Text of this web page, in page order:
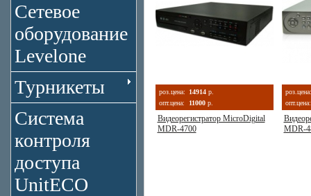
Сетевое
оборудование
Levelone
Турникеты
Система
контроля
доступа
UnitECO
роз.цена: 14914 р.
опт.цена:
11000 р.
Видеорегистратор MicroDigital
MDR-4700
роз.цена:
опт.цена:
MDR-